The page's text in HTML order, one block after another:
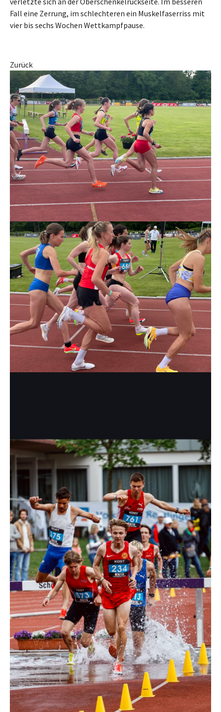
Fall eine Zerrung, im schlechteren ein Muskelfaserriss mit
vier bis sechs Wochen Wettkampfpause.
Zurück